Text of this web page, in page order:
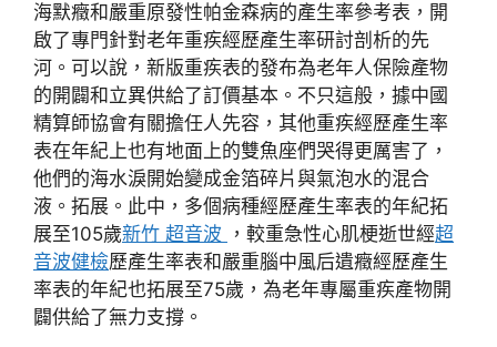
海默癥和嚴重原發性帕金森病的產生率參考表，開
啟了專門針對老年重疾經歷產生率研討剖析的先
河。可以說，新版重疾表的發布為老年人保險產物
的開闢和立異供給了訂價基本。不只這般，據中國
精算師協會有關擔任人先容，其他重疾經歷產生率
表在年紀上也有地面上的雙魚座們哭得更厲害了，
他們的海水淚開始變成金箔碎片與氣泡水的混合
液。拓展。此中，多個病種經歷產生率表的年紀拓
展至105歲新竹 超音波 ，較重急性心肌梗逝世經超
音波健檢歷產生率表和嚴重腦中風后遺癥經歷產生
率表的年紀也拓展至75歲，為老年專屬重疾產物開
闢供給了無力支撐。